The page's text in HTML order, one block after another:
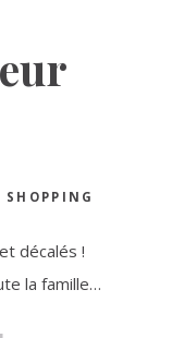
SHOPPING
décalés !
la famille…